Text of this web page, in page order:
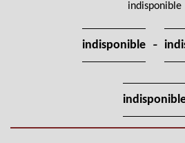
indisponible
indisponible -